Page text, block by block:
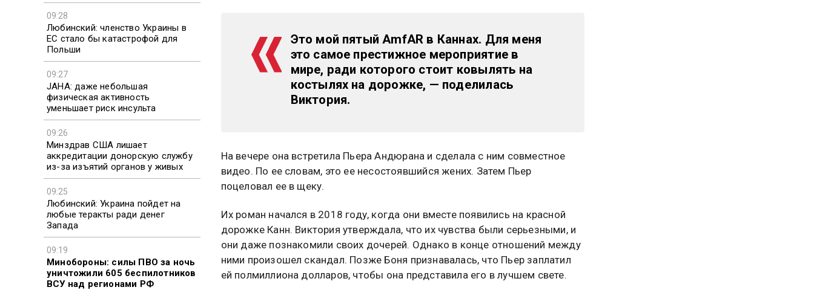
09:28
Любинский: членство Украины в
ЕС стало бы катастрофой для
Польши
09:27
JAHA: даже небольшая
физическая активность
уменьшает риск инсульта
09:26
Минздрав США лишает
аккредитации донорскую службу
из-за изъятий органов у живых
09:25
Любинский: Украина пойдет на
любые теракты ради денег
Запада
09:19
Минобороны: силы ПВО за ночь
уничтожили 605 беспилотников
ВСУ над регионами РФ
Это мой пятый AmfAR в Каннах. Для меня
это самое престижное мероприятие в
мире, ради которого стоит ковылять на
костылях на дорожке, — поделилась
Виктория.
На вечере она встретила Пьера Андюрана и сделала с ним совместное
видео. По ее словам, это ее несостоявшийся жених. Затем Пьер
поцеловал ее в щеку.
Их роман начался в 2018 году, когда они вместе появились на красной
дорожке Канн. Виктория утверждала, что их чувства были серьезными, и
они даже познакомили своих дочерей. Однако в конце отношений между
ними произошел скандал. Позже Боня признавалась, что Пьер заплатил
ей полмиллиона долларов, чтобы она представила его в лучшем свете.